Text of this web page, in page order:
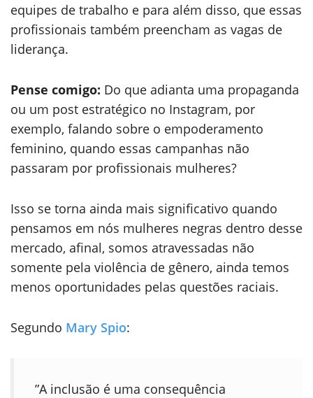
equipes de trabalho e para além disso, que essas
profissionais também preencham as vagas de
liderança.
Pense comigo: Do que adianta uma propaganda
ou um post estratégico no Instagram, por
exemplo, falando sobre o empoderamento
feminino, quando essas campanhas não
passaram por profissionais mulheres?
Isso se torna ainda mais significativo quando
pensamos em nós mulheres negras dentro desse
mercado, afinal, somos atravessadas não
somente pela violência de gênero, ainda temos
menos oportunidades pelas questões raciais.
Segundo Mary Spio:
”A inclusão é uma consequência